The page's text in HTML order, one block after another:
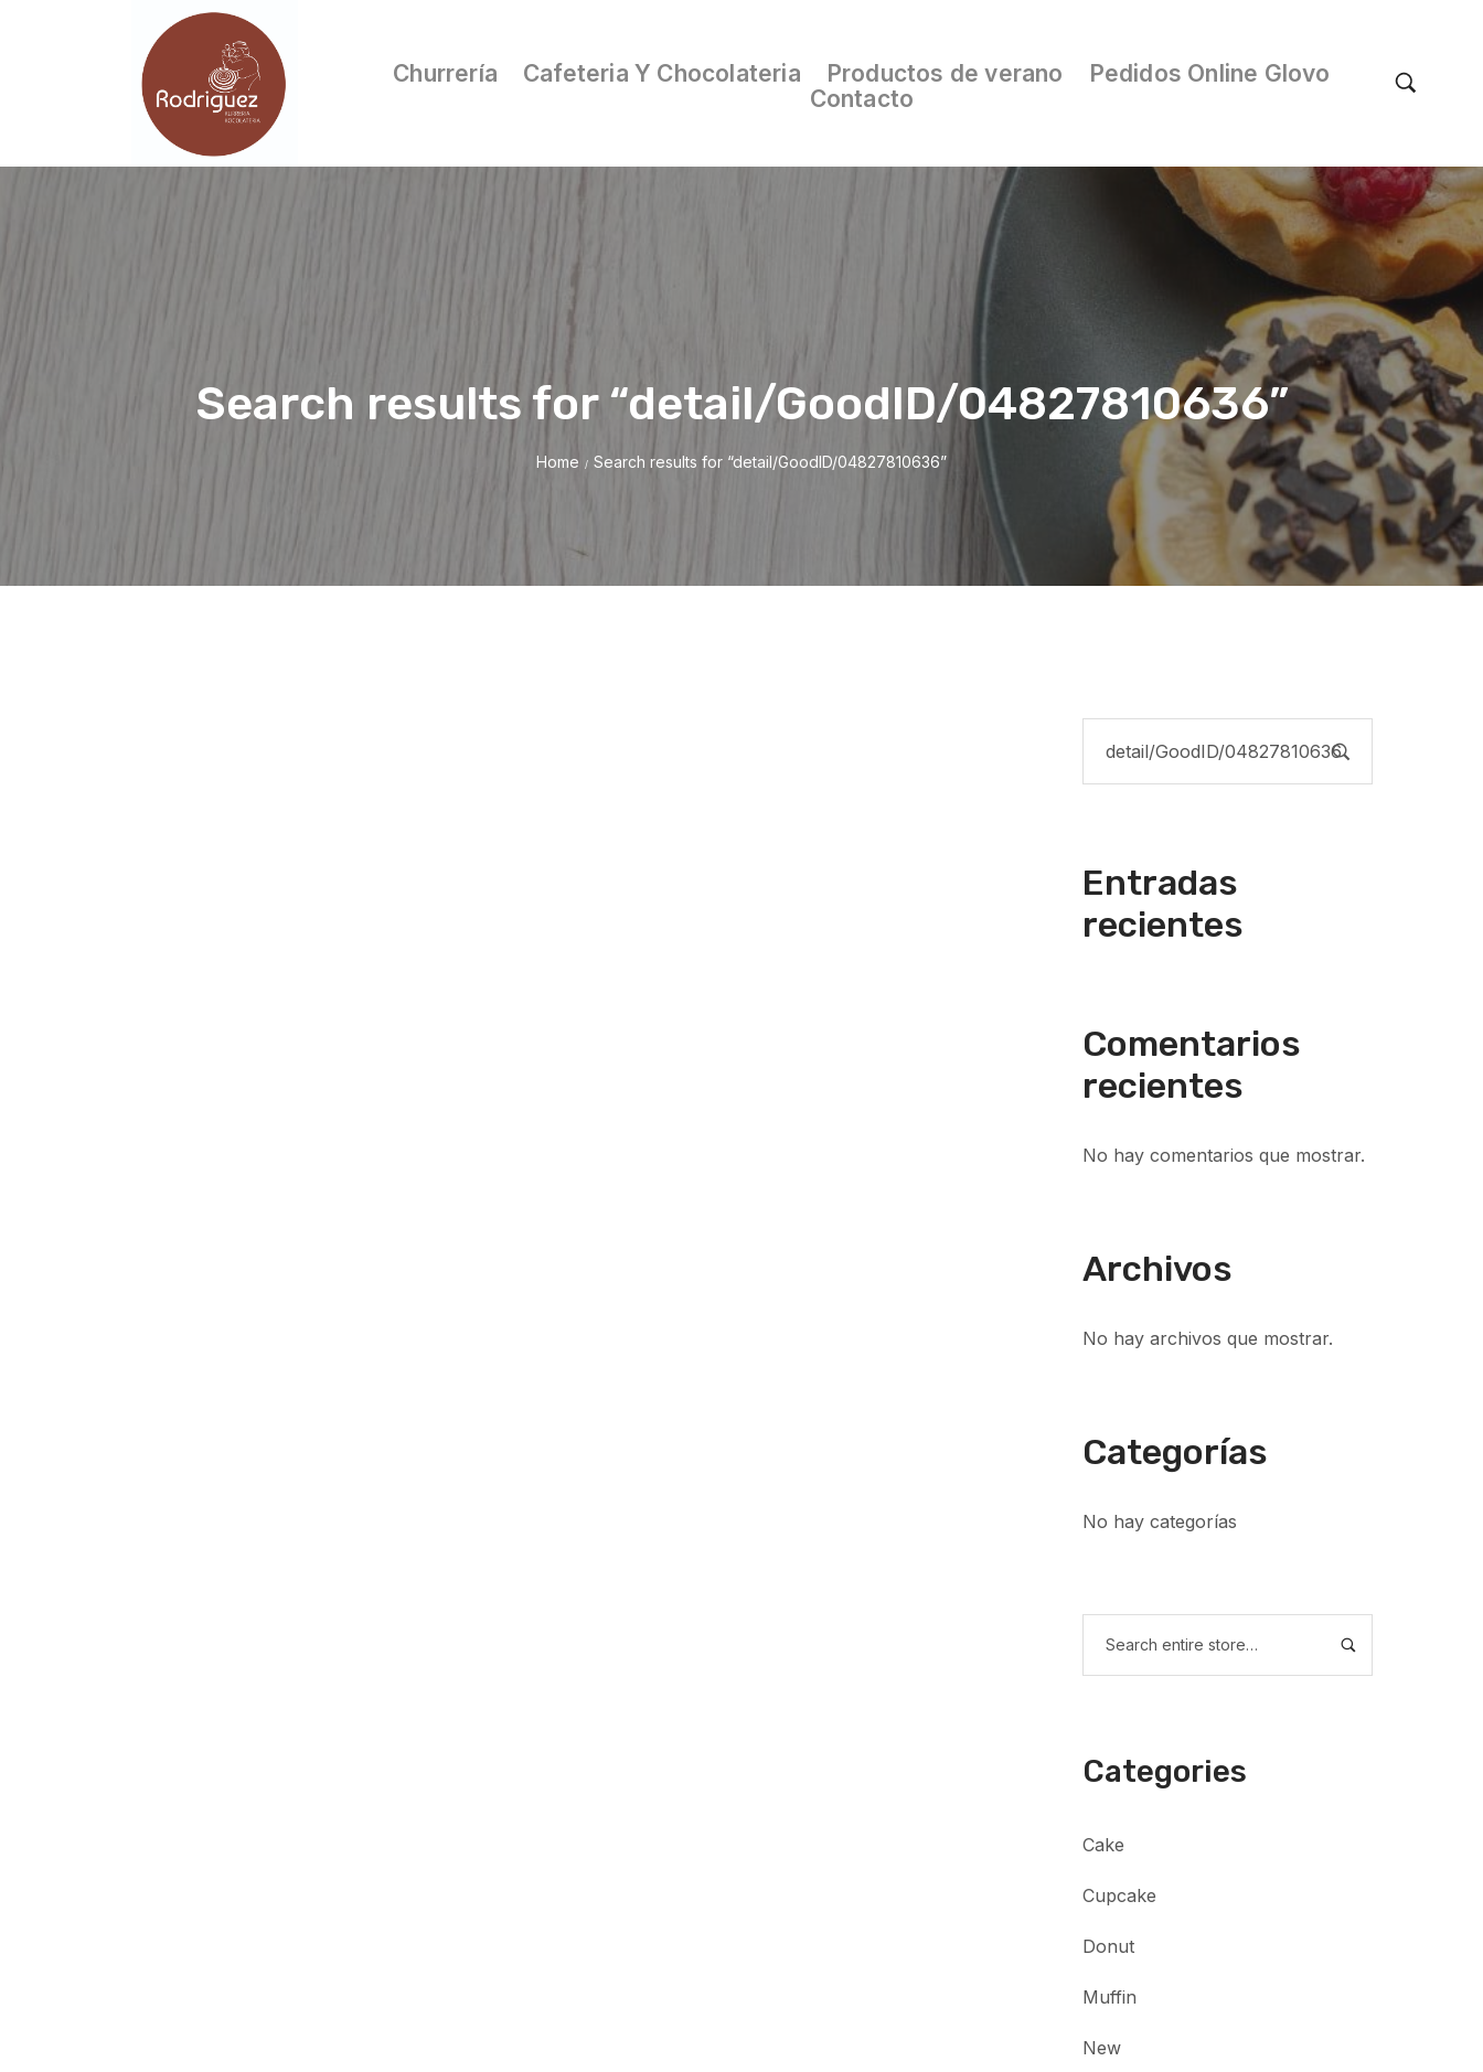
Churrería Cafeteria Y Chocolateria Productos de verano
Pedidos Online Glovo
Contacto
Search results for “detail/GoodID/04827810636”
Home / Search results for “detail/GoodID/04827810636”
Entradas
recientes
Comentarios
recientes
No hay comentarios que mostrar.
Archivos
No hay archivos que mostrar.
Categorías
No hay categorías
Categories
Cake
Cupcake
Donut
Muffin
New